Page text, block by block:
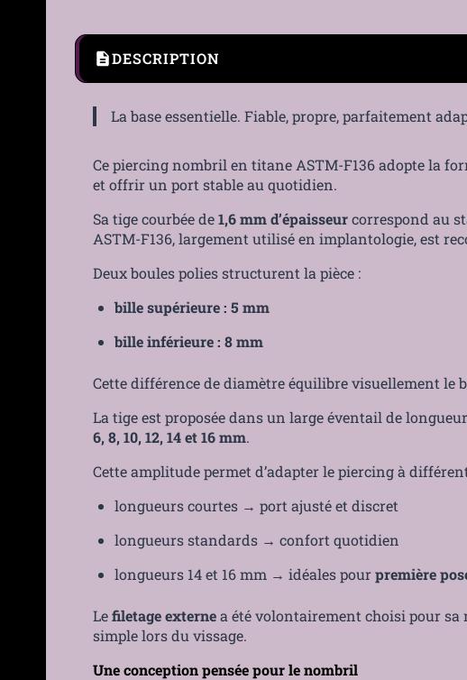
DESCRIPTION
La base essentielle. Fiable, propre, parfaitement
Ce piercing nombril en titane ASTM-F136 adopte la
et offrir un port stable au quotidien.
Sa tige courbée de1,6 mm d’épaisseurcorrespond au
ASTM-F136, largement utilisé en implantologie, est
Deux boules polies structurent la pièce :
bille supérieure : 5 mm
bille inférieure : 8 mm
Cette différence de diamètre équilibre visuellement le
La tige est proposée dans un large éventail de
6, 8, 10, 12, 14 et 16 mm.
Cette amplitude permet d’adapter le piercing à
longueurs courtes → port ajusté et discret
longueurs standards → confort quotidien
longueurs 14 et 16 mm → idéales pourpremière
Lefiletage externea été volontairement choisi pour
simple lors du vissage.
Une conception pensée pour le nombril